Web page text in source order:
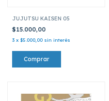
JUJUTSU KAISEN 05
$15.000,00
3 x $5.000,00 sin interés